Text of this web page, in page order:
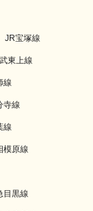
JR宝塚線
東上線
線
寺線
線
模原線
目黒線